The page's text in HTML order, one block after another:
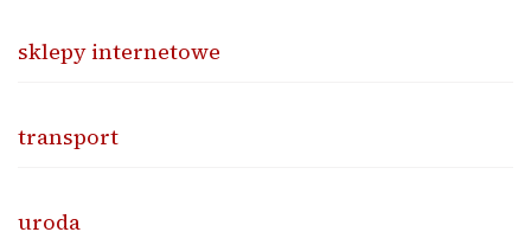
sklepy internetowe
transport
uroda